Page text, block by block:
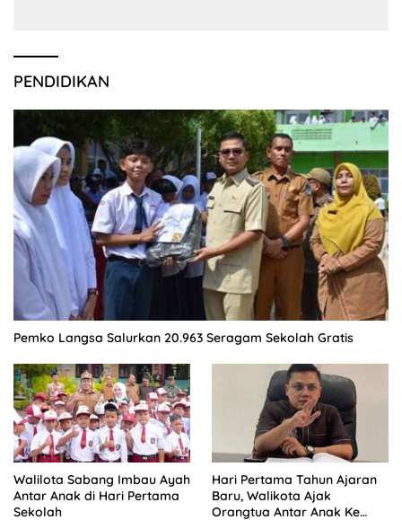
PENDIDIKAN
Pemko Langsa Salurkan 20.963 Seragam Sekolah Gratis
Walilota Sabang Imbau Ayah
Antar Anak di Hari Pertama
Sekolah
Hari Pertama Tahun Ajaran
Baru, Walikota Ajak
Orangtua Antar Anak Ke